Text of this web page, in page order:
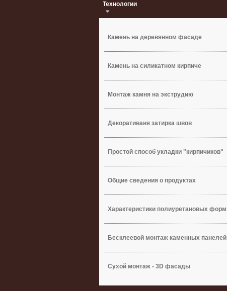
Технологии
Камень на деревянном фасаде
Камень на силикатном кирпиче
Монтаж камня на экструдию
Декоративаня затирка швов
Простой способ укладки "кирпичиков"
Общие сведения о продуктах
Характеристики полиуретановых форм
Бесклеевой монтаж каменных панелей
Сухой монтаж - 3D фасады